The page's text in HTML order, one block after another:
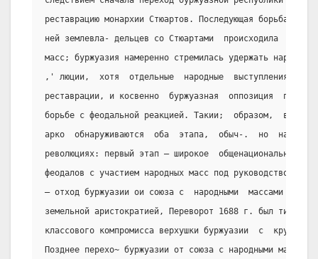
реставрацию монархии Стюартов. Последующая борьба
ней землевла- дельцев со Стюартами  происходила  уже
масс; буржуазия намеренно стремилась удержать
,' люции,  хотя  отдельные  народные  выступления
реставрации, и косвенно  буржуазная  оппозиция
борьбе с феодальной реакцией. Такии;  образом,  в
арко  обнаруживаются  оба  этапа,  обыч-.  но
революциях: первый этап – широкое  общенациональное
феодалов с участием народных масс под руководством
– отход буржуазии ои союза с  народными  массами  и
земельной аристократией, Переворот 1688 г. был
классового компромисса верхушки буржуазии  с
Позднее перехо~ буржуазии от союза с народными мас-